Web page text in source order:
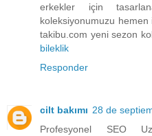
erkekler için
koleksiyonumuzu
takibu.com yeni sezon
bileklik
Responder
cilt bakımı 28 de
Profesyonel SEO